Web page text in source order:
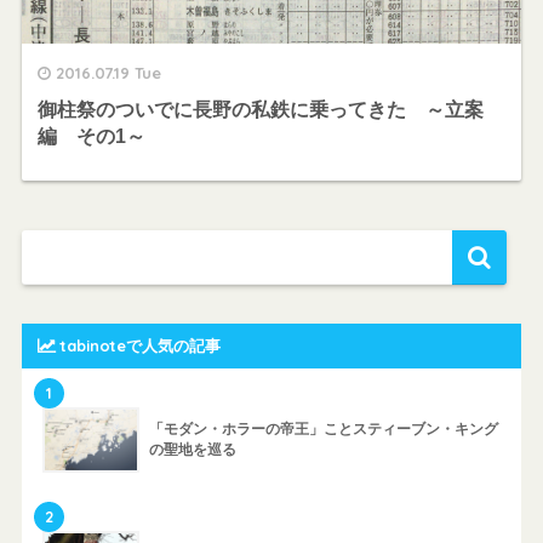
2016.07.19 Tue
御柱祭のついでに長野の私鉄に乗ってきた ～立案
編 その1～
tabinoteで人気の記事
1
「モダン・ホラーの帝王」ことスティーブン・キング
の聖地を巡る
2